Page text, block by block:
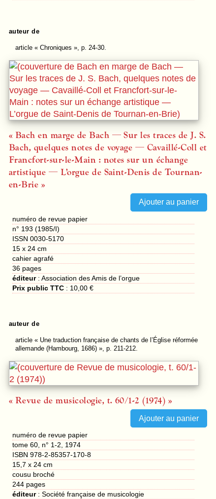
auteur de
article« Chroniques », p. 24-30.
« Bach en marge de Bach — Sur les traces de J. S.
Bach, quelques notes de voyage — Cavaillé-Coll et
Francfort-sur-le-Main : notes sur un échange
artistique — L’orgue de Saint-Denis de Tournan-
en-Brie »
numéro de revue papier
n° 193 (1985/I)
ISSN 0030-5170
15 x 24 cm
cahier agrafé
36 pages
éditeur:Association des Amis de l’orgue
Prix public TTC : 10,00 €
auteur de
article« Une traduction française de chants de l’Église réformée
allemande (Hambourg, 1686) », p. 211-212.
« Revue de musicologie, t. 60/1-2 (1974) »
numéro de revue papier
tome 60, n° 1-2, 1974
ISBN 978-2-85357-170-8
15,7 x 24 cm
cousu broché
244 pages
éditeur:Société française de musicologie